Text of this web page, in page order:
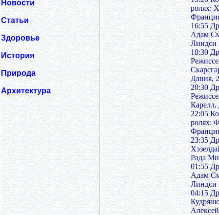
Новости
Статьи
Здоровье
История
Природа
Архитектура
ролях:
16:55
Адам
Линдси
18:30
Дания,
20:30
22:05
ролях:
23:35
Рада
01:55
Адам
Линдси
04:15